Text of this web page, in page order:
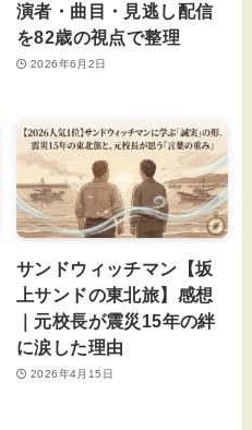
演者・曲目・見逃し配信
を82歳の視点で整理
2026年6月2日
サンドウィッチマン【坂
上サンドの東北旅】感想
｜元校長が震災15年の絆
に涙した理由
2026年4月15日